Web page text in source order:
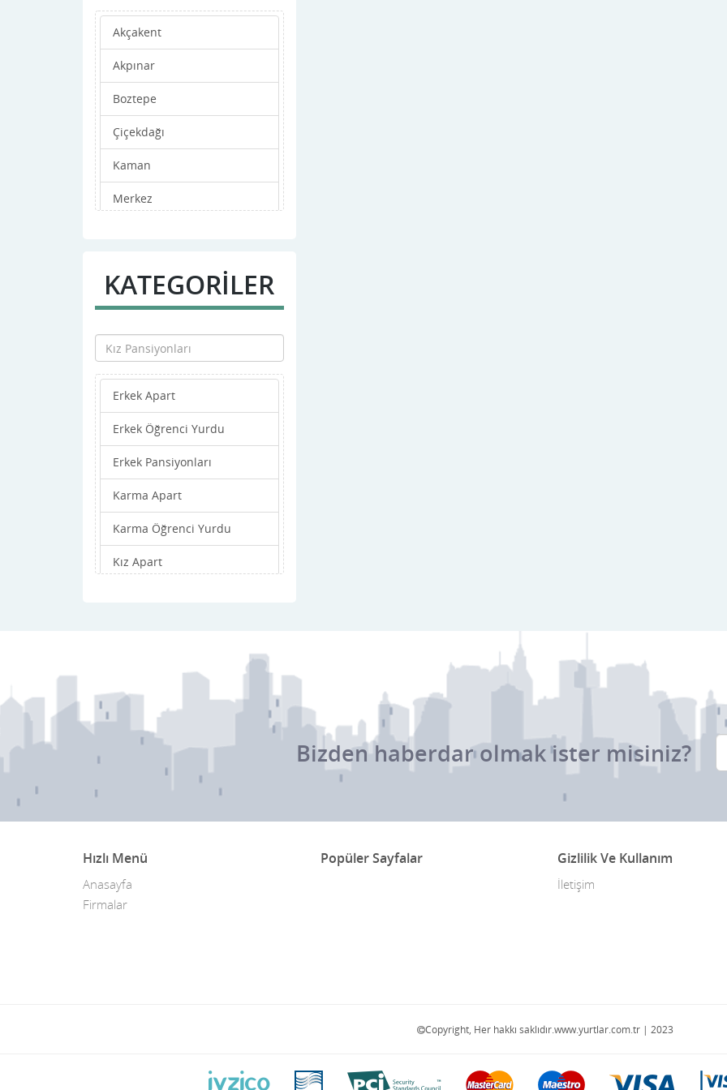
Akçakent
Akpınar
Boztepe
Çiçekdağı
Kaman
Merkez
KATEGORİLER
Erkek Apart
Erkek Öğrenci Yurdu
Erkek Pansiyonları
Karma Apart
Karma Öğrenci Yurdu
Kız Apart
Bizden haberdar olmak ister misiniz?
Hızlı Menü
Anasayfa
Firmalar
Popüler Sayfalar Gizlilik Ve Kullanım
İletişim
Copyright, Her hakkı saklıdır.www.yurtlar.com.tr | 2023